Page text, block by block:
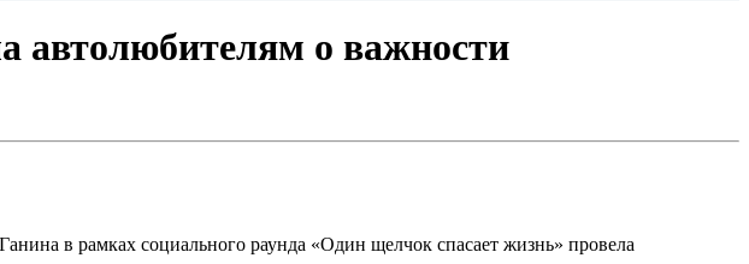
автолюбителям о важности
в рамках социального раунда «Один щелчок спасает жизнь» провела